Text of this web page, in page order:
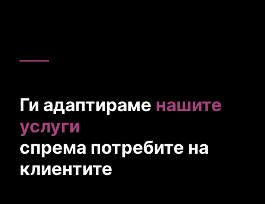
Ги адаптираме нашите
услуги
спрема потребите на
клиентите